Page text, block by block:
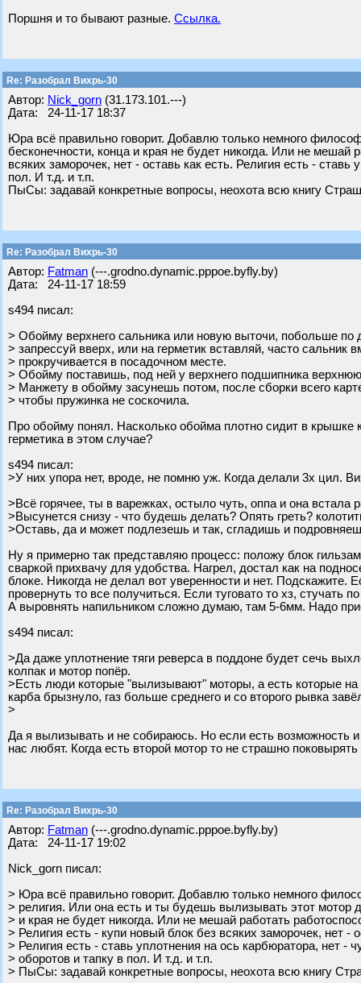
Поршня и то бывают разные. Ссылка.
Re: Разобрал Вихрь-30
Автор: Nick_gorn (31.173.101.---)
Дата: 24-11-17 18:37
Юра всё правильно говорит. Добавлю только немного
бесконечности, конца и края не будет никогда. Или не мешай
всяких заморочек, нет - оставь как есть. Религия есть -
пол. И т.д. и т.п.
ПыСы: задавай конкретные вопросы, неохота всю книгу
Re: Разобрал Вихрь-30
Автор: Fatman (---.grodno.dynamic.pppoe.byfly.by)
Дата: 24-11-17 18:59
s494 писал:
> Обойму верхнего сальника или новую выточи, побольше по
> запрессуй вверх, или на герметик вставляй, часто сальник
> прокручивается в посадочном месте.
> Обойму поставишь, под ней у верхнего подшипника
> Манжету в обойму засунешь потом, после сборки всего
> чтобы пружинка не соскочила.
Про обойму понял. Насколько обойма плотно сидит в крышке
герметика в этом случае?
s494 писал:
>У них упора нет, вроде, не помню уж. Когда делали 3х цил.
>Всё горячее, ты в варежках, остыло чуть, оппа и она встала
>Высунется снизу - что будешь делать? Опять греть?
>Оставь, да и может подлезешь и так, сгладишь и
Ну я примерно так представляю процесс: положу блок
сваркой прихвачу для удобства. Нагрел, достал как на
блоке. Никогда не делал вот уверенности и нет.
провернуть то все получиться. Если туговато то хз, стучать
А выровнять напильником сложно думаю, там 5-6мм. Надо
s494 писал:
>Да даже уплотнение тяги реверса в поддоне будет сечь
колпак и мотор попёр.
>Есть люди которые "вылизывают" моторы, а есть которые
карба брызнуло, газ больше среднего и со второго рывка
>
Да я вылизывать и не собираюсь. Но если есть возможность
нас любят. Когда есть второй мотор то не страшно
Re: Разобрал Вихрь-30
Автор: Fatman (---.grodno.dynamic.pppoe.byfly.by)
Дата: 24-11-17 19:02
Nick_gorn писал:
> Юра всё правильно говорит. Добавлю только немного
> религия. Или она есть и ты будешь вылизывать этот мотор
> и края не будет никогда. Или не мешай работать
> Религия есть - купи новый блок без всяких заморочек, нет -
> Религия есть - ставь уплотнения на ось карбюратора, нет -
> оборотов и тапку в пол. И т.д. и т.п.
> ПыСы: задавай конкретные вопросы, неохота всю книгу